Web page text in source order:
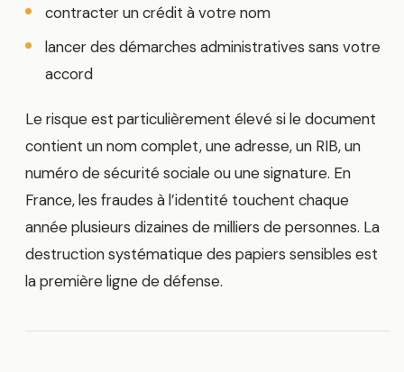
contracter un crédit à votre nom
lancer des démarches administratives sans votre
accord
Le risque est particulièrement élevé si le document
contient un nom complet, une adresse, un RIB, un
numéro de sécurité sociale ou une signature. En
France, les fraudes à l’identité touchent chaque
année plusieurs dizaines de milliers de personnes. La
destruction systématique des papiers sensibles est
la première ligne de défense.